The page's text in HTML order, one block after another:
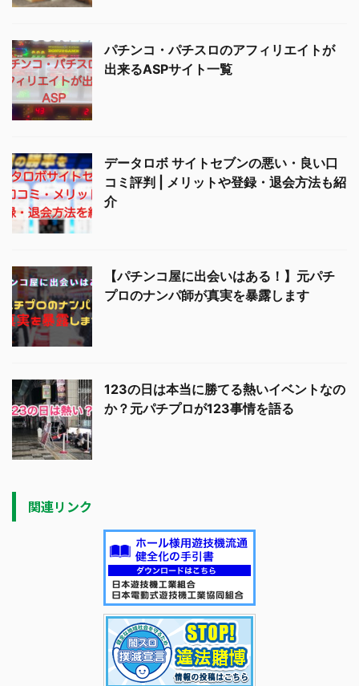
パチンコ・パチスロのアフィリエイトが
出来るASPサイト一覧
データロボ サイトセブンの悪い・良い口
コミ評判 | メリットや登録・退会方法も紹
介
【パチンコ屋に出会いはある！】元パチ
プロのナンパ師が真実を暴露します
123の日は本当に勝てる熱いイベントなの
か？元パチプロが123事情を語る
関連リンク